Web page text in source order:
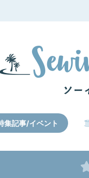
集記事/イベント